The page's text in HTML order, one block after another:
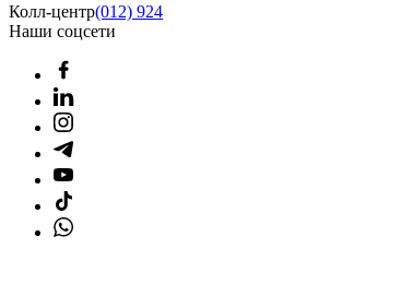
Колл-центр(012) 924
Наши соцсети